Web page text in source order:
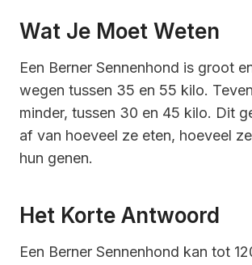
Wat Je Moet Weten
Een Berner Sennenhond is groot
wegen tussen 35 en 55 kilo.
minder, tussen 30 en 45 kilo. Dit
af van hoeveel ze eten, hoeveel
hun genen.
Het Korte Antwoord
Een Berner Sennenhond kan tot